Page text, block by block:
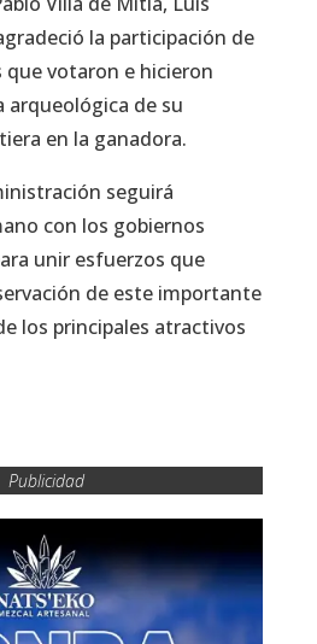
la participación de
que votaron e hicieron
arqueológica de su
en la ganadora.
seguirá
con los gobiernos
unir esfuerzos que
de este importante
los principales atractivos
Publicidad